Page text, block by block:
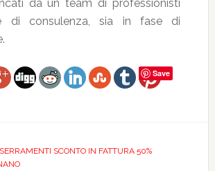
da un team di professionisti
di consulenza, sia in fase di
Save
SERRAMENTI SCONTO IN FATTURA 50%